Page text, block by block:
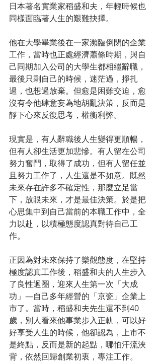
日本著名實業家稻盛和夫，年輕時候也
同樣面臨著人生的艱難抉擇。
他在大學畢業後在一家瀕臨倒閉的企業
工作，當時也正處經濟蕭條時期，與自
己同期加入公司的大學生都相繼辭職，
最後只剩自己的時候，迷茫過，掙扎
過，也想過放棄。但愈是困難交迫，愈
沒有令他肆意妄為地胡亂決策，反而是
靜下心來反復思考，權衡利弊。
現實是，有人辭職後人生變得更順暢，
但有人卻生活更加悲慘。有人留在公司
努力奮鬥，取得了成功，但有人留任並
且努力工作了，人生還是不如意。既然
未來存在許多不確定性，那麼立足當
下，放眼未來，才是最佳決策。於是把
心思集中到自己當前的本職工作中，全
力以赴，以積極態度認真對待自己工
作。
正因為對未來保持了樂觀態度，在堅持
極度認真工作後，稻盛和夫的人生步入
了良性迴圈，迎來人生第一次「大成
功」—自己多年經營的「京瓷」企業上
市了。當時，稻盛和夫先生還不到40
歲，別人看來他事業步入正軌，可以好
好享受人生的時候，他卻認為，上市不
是終點，反而是新的起點，哪怕汗流浹
背，依然回歸創業初衷，專注工作。